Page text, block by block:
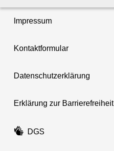
Impressum
Kontaktformular
Datenschutzerklärung
Erklärung zur Barrierefreiheit
DGS